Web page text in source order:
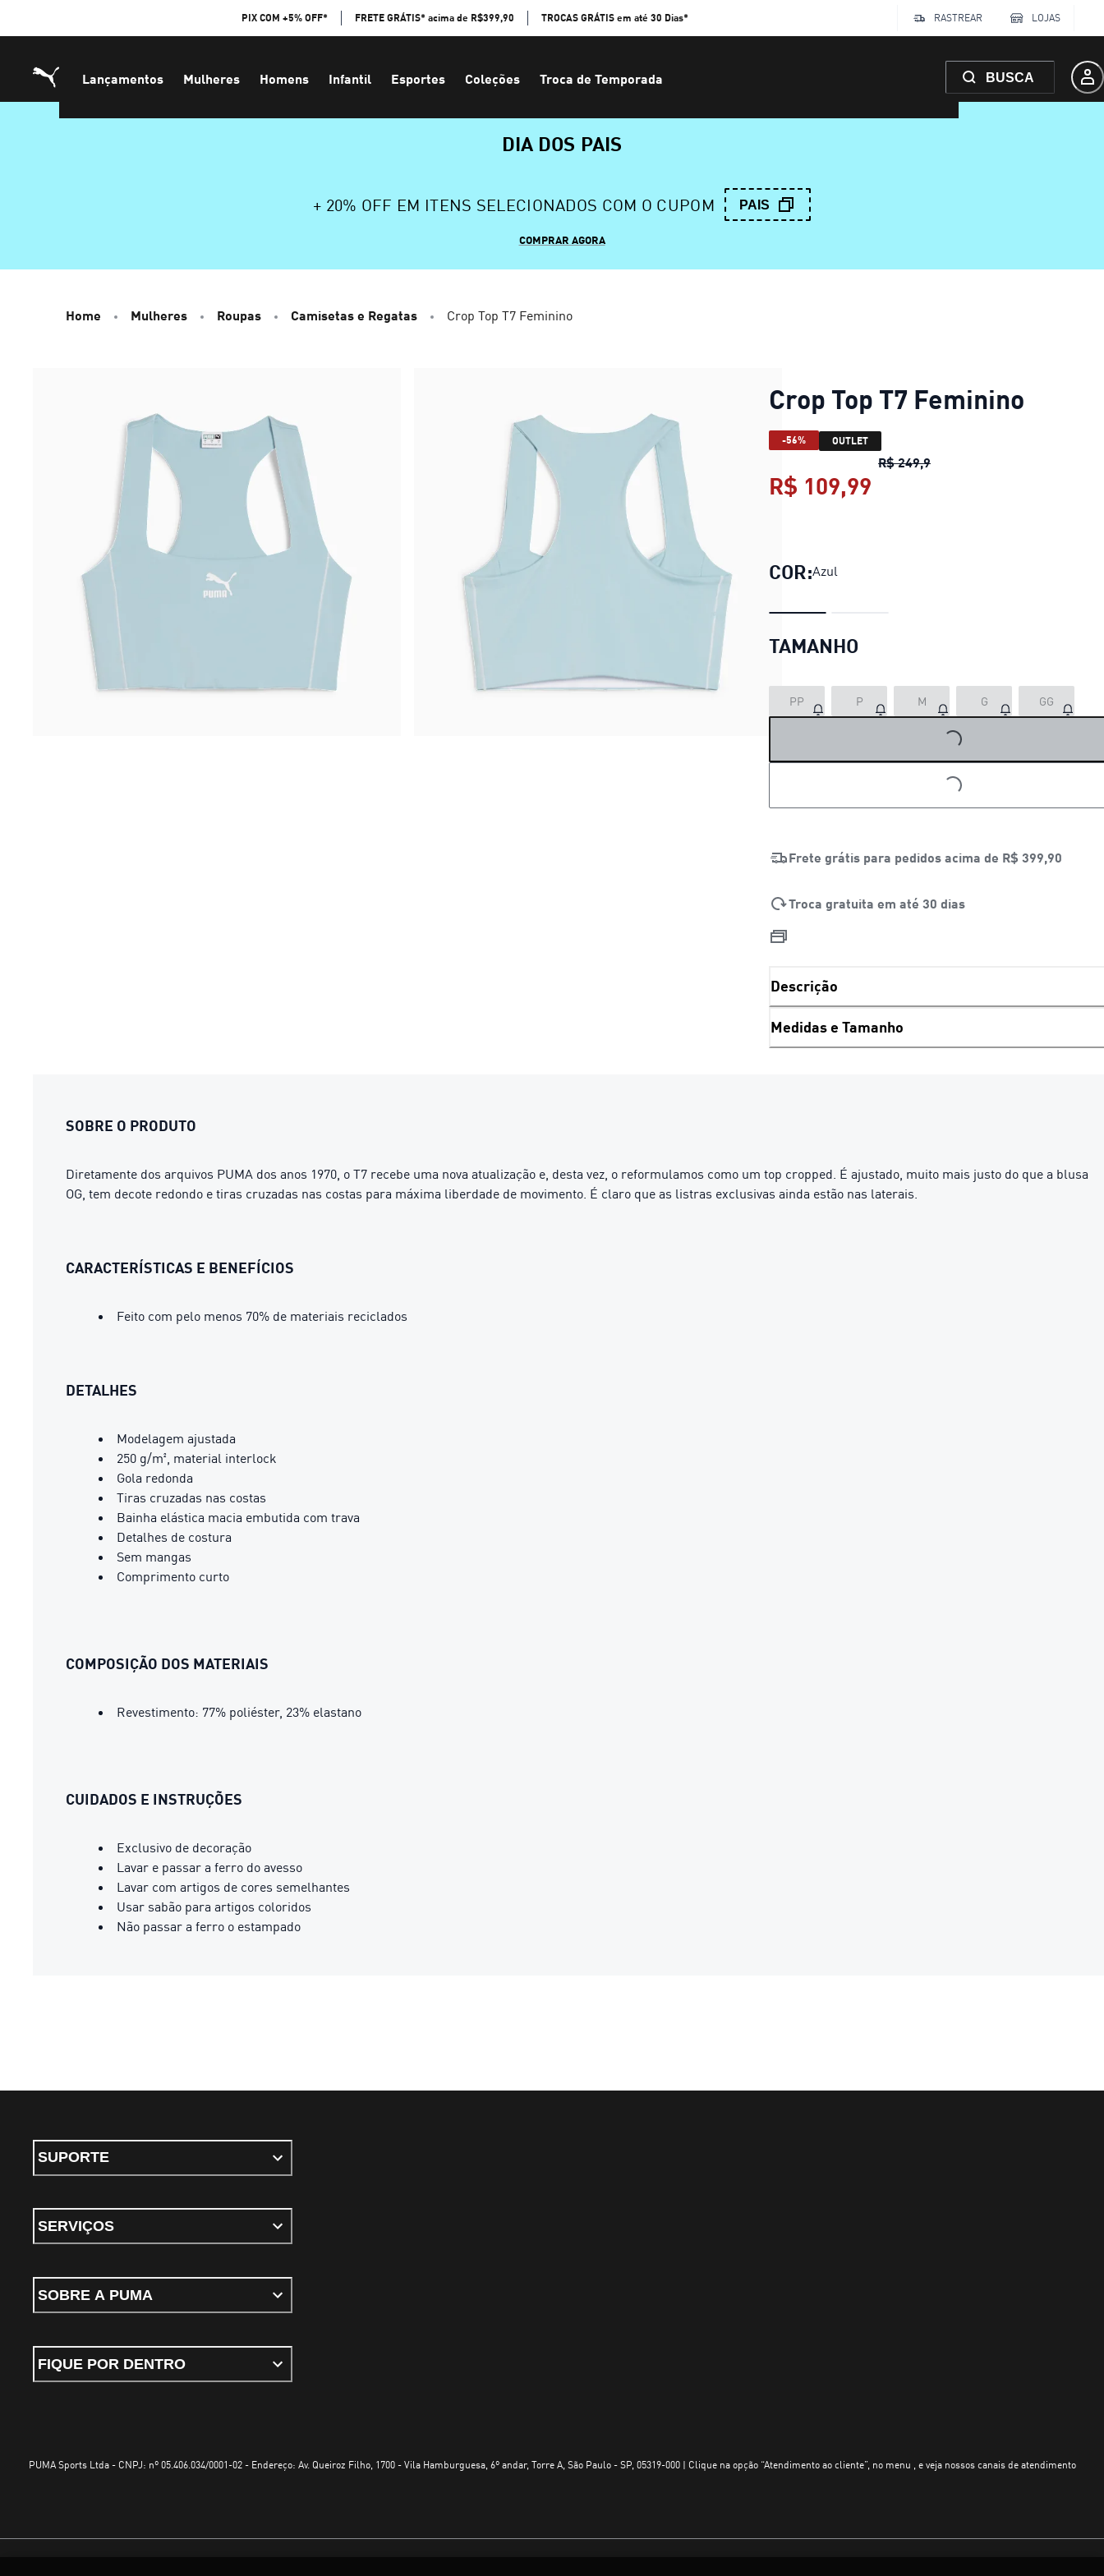
PIX COM +5% OFF* FRETE GRÁTIS* acima de R$399,90 TROCAS GRÁTIS em até 30 Dias* RASTREAR LOJAS
Lançamentos Mulheres Homens Infantil Esportes Coleções Troca de Temporada BUSCA
DIA DOS PAIS
+ 20% OFF EM ITENS SELECIONADOS COM O CUPOM PAIS
COMPRAR AGORA
Home Mulheres Roupas Camisetas e Regatas Crop Top T7 Feminino
Crop Top T7 Feminino
-56% OUTLET
R$ 249,9Crop Top T7 Feminino
R$ 109,99
COR:Azul
TAMANHO
PP P M G GG
LOADING...
LOADING...
Frete grátis para pedidos acima de R$ 399,90
Troca gratuita em até 30 dias
Descrição
Medidas e Tamanho
SOBRE O PRODUTO
Diretamente dos arquivos PUMA dos anos 1970, o T7 recebe uma nova atualização e, desta vez, o reformulamos como um top cropped. É ajustado, muito mais justo do que a blusa
OG, tem decote redondo e tiras cruzadas nas costas para máxima liberdade de movimento. É claro que as listras exclusivas ainda estão nas laterais.
CARACTERÍSTICAS E BENEFÍCIOS
Feito com pelo menos 70% de materiais reciclados
DETALHES
Modelagem ajustada
250 g/m², material interlock
Gola redonda
Tiras cruzadas nas costas
Bainha elástica macia embutida com trava
Detalhes de costura
Sem mangas
Comprimento curto
COMPOSIÇÃO DOS MATERIAIS
Revestimento: 77% poliéster, 23% elastano
CUIDADOS E INSTRUÇÕES
Exclusivo de decoração
Lavar e passar a ferro do avesso
Lavar com artigos de cores semelhantes
Usar sabão para artigos coloridos
Não passar a ferro o estampado
SUPORTE
SERVIÇOS
SOBRE A PUMA
FIQUE POR DENTRO
PUMA Sports Ltda - CNPJ: nº 05.406.034/0001-02 - Endereço: Av. Queiroz Filho, 1700 - Vila Hamburguesa, 6º andar, Torre A, São Paulo - SP, 05319-000 | Clique na opção “Atendimento ao cliente”, no menu , e veja nossos canais de atendimento